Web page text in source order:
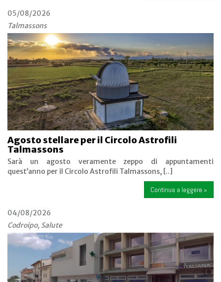
05/08/2026
Talmassons
Agosto stellare per il Circolo Astrofili
Talmassons
Sarà un agosto veramente zeppo di appuntamenti
quest’anno per il Circolo Astrofili Talmassons, [..]
Continua a leggere »
04/08/2026
Codroipo, Salute